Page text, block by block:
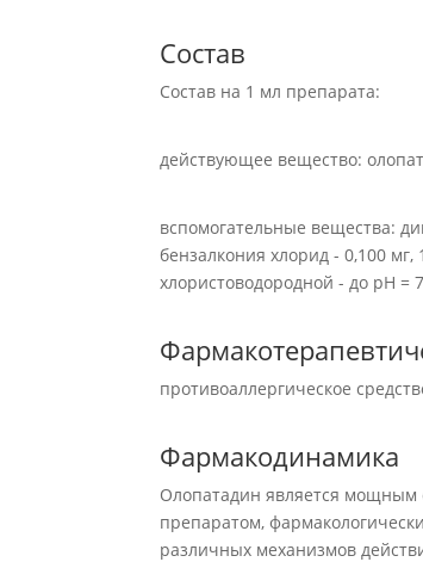
Состав
Состав на 1 мл препарата:
действующее вещество:
вспомогательные вещества:
бензалкония хлорид - 0,100
хлористоводородной - до pH =
противоаллергическое
Фармакодинамика
Oлопатадин является
препаратом,
различных механизмов